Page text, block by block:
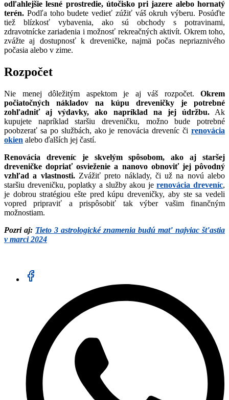
odľahlejšie lesné prostredie, útočisko pri jazere alebo hornatý
terén. Podľa toho budete vedieť zúžiť váš okruh výberu. Posúďte
tiež blízkosť vybavenia, ako sú obchody s potravinami,
zdravotnícke zariadenia i možnosť rekreačných aktivít. Okrem toho,
zvážte aj dostupnosť k dreveničke, najmä počas nepriaznivého
počasia alebo v zime.
Rozpočet
Nie menej dôležitým aspektom je aj váš rozpočet. Okrem
počiatočných nákladov na kúpu dreveničky je potrebné
zohľadniť aj výdavky, ako napríklad na jej údržbu.Ak
kupujete napríklad staršiu dreveničku, možno bude potrebné
poobzerať sa po službách, ako je renovácia dreveníc či renovácia
okien alebo ďalších jej častí.
Renovácia dreveníc je skvelým spôsobom, ako aj staršej
dreveničke dopriať osvieženie a nanovo obnoviť jej pôvodný
vzhľad a vlastnosti.Zvážiť preto náklady, či už na novú alebo
staršiu dreveničku, poplatky a služby akou jerenovácia dreveníc,
je dobrou stratégiou ešte pred kúpu dreveničky, aby ste sa vedeli
vopred pripraviť a prispôsobiť tak výber vašim finančným
možnostiam.
Pozri aj: Tieto 3 astrologické znamenia budú mať najviac šťastia
v marci 2024